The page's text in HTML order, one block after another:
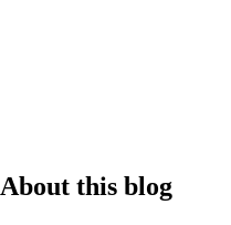
About this blog